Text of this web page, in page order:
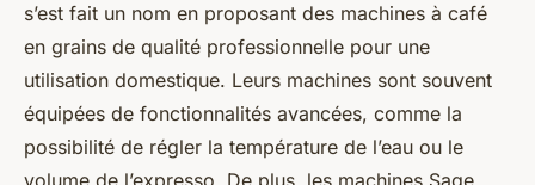
s’est fait un nom en proposant des machines à café
en grains de qualité professionnelle pour une
utilisation domestique. Leurs machines sont souvent
équipées de fonctionnalités avancées, comme la
possibilité de régler la température de l’eau ou le